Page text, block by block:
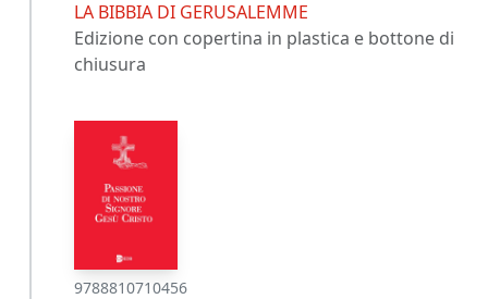
LA BIBBIA DI GERUSALEMME
Edizione con copertina in plastica e bottone di
chiusura
9788810710456